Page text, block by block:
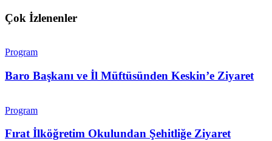
Çok İzlenenler
Program
Baro Başkanı ve İl Müftüsünden Keskin’e Ziyaret
Program
Fırat İlköğretim Okulundan Şehitliğe Ziyaret